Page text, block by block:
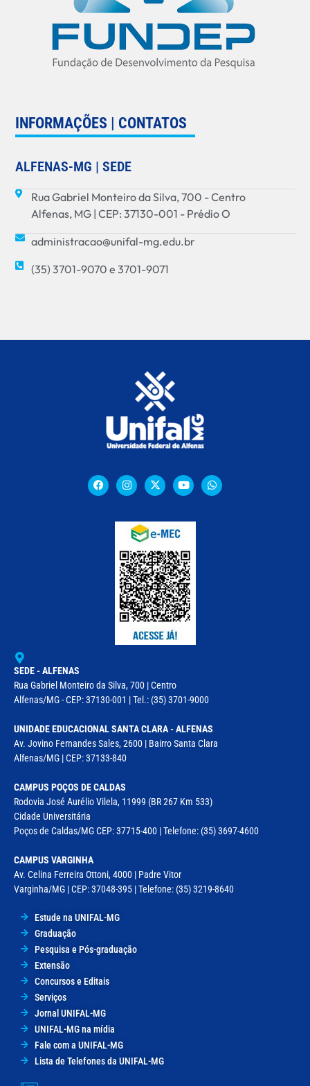
INFORMAÇÕES | CONTATOS
ALFENAS-MG | SEDE
Rua Gabriel Monteiro da Silva, 700 - Centro
Alfenas, MG | CEP: 37130-001 - Prédio O
administracao@unifal-mg.edu.br
(35) 3701-9070 e 3701-9071
SEDE - ALFENAS
Rua Gabriel Monteiro da Silva, 700 | Centro
Alfenas/MG - CEP: 37130-001 | Tel.: (35) 3701-9000
UNIDADE EDUCACIONAL SANTA CLARA - ALFENAS
Av. Jovino Fernandes Sales, 2600 | Bairro Santa Clara
Alfenas/MG | CEP: 37133-840
CAMPUS POÇOS DE CALDAS
Rodovia José Aurélio Vilela, 11999 (BR 267 Km 533)
Cidade Universitária
Poços de Caldas/MG CEP: 37715-400 | Telefone: (35) 3697-4600
CAMPUS VARGINHA
Av. Celina Ferreira Ottoni, 4000 | Padre Vitor
Varginha/MG | CEP: 37048-395 | Telefone: (35) 3219-8640
Estude na UNIFAL-MG
Graduação
Pesquisa e Pós-graduação
Extensão
Concursos e Editais
Serviços
Jornal UNIFAL-MG
UNIFAL-MG na mídia
Fale com a UNIFAL-MG
Lista de Telefones da UNIFAL-MG